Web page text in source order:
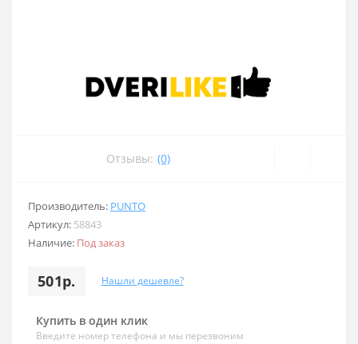
Отзывы: (0)
Производитель: PUNTO
Артикул: 58843
Наличие: Под заказ
501р. Нашли дешевле?
Купить в один клик
Введите номер телефона и мы перезвоним